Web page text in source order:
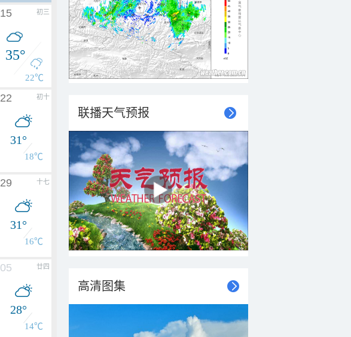
初三
15
35°
22℃
初十
22
31°
18℃
十七
29
31°
16℃
廿四
05
28°
14℃
联播天气预报
高清图集